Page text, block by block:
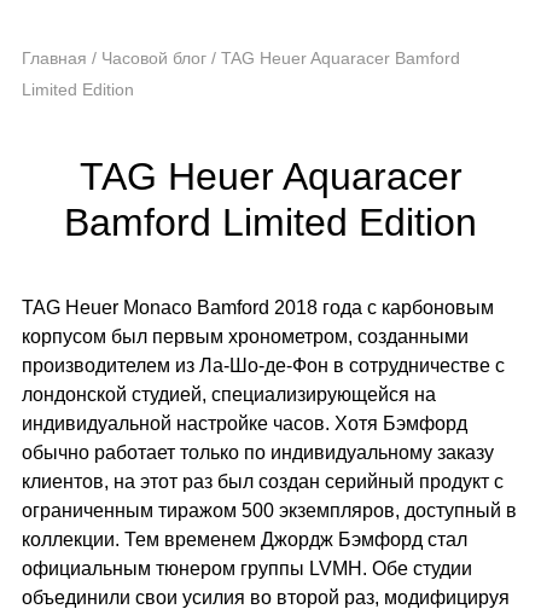
Главная / Часовой блог / TAG Heuer Aquaracer Bamford
Limited Edition
TAG Heuer Aquaracer
Bamford Limited Edition
TAG Heuer Monaco Bamford 2018 года с карбоновым
корпусом был первым хронометром, созданными
производителем из Ла-Шо-де-Фон в сотрудничестве с
лондонской студией, специализирующейся на
индивидуальной настройке часов. Хотя Бэмфорд
обычно работает только по индивидуальному заказу
клиентов, на этот раз был создан серийный продукт с
ограниченным тиражом 500 экземпляров, доступный в
коллекции. Тем временем Джордж Бэмфорд стал
официальным тюнером группы LVMH. Обе студии
объединили свои усилия во второй раз, модифицируя